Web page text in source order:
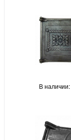
В наличии: